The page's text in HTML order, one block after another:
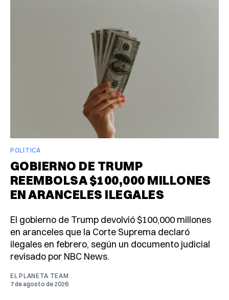
POLÍTICA
GOBIERNO DE TRUMP
REEMBOLSA $100,000 MILLONES
EN ARANCELES ILEGALES
El gobierno de Trump devolvió $100,000 millones
en aranceles que la Corte Suprema declaró
ilegales en febrero, según un documento judicial
revisado por NBC News.
EL PLANETA TEAM
7 de agosto de 2026